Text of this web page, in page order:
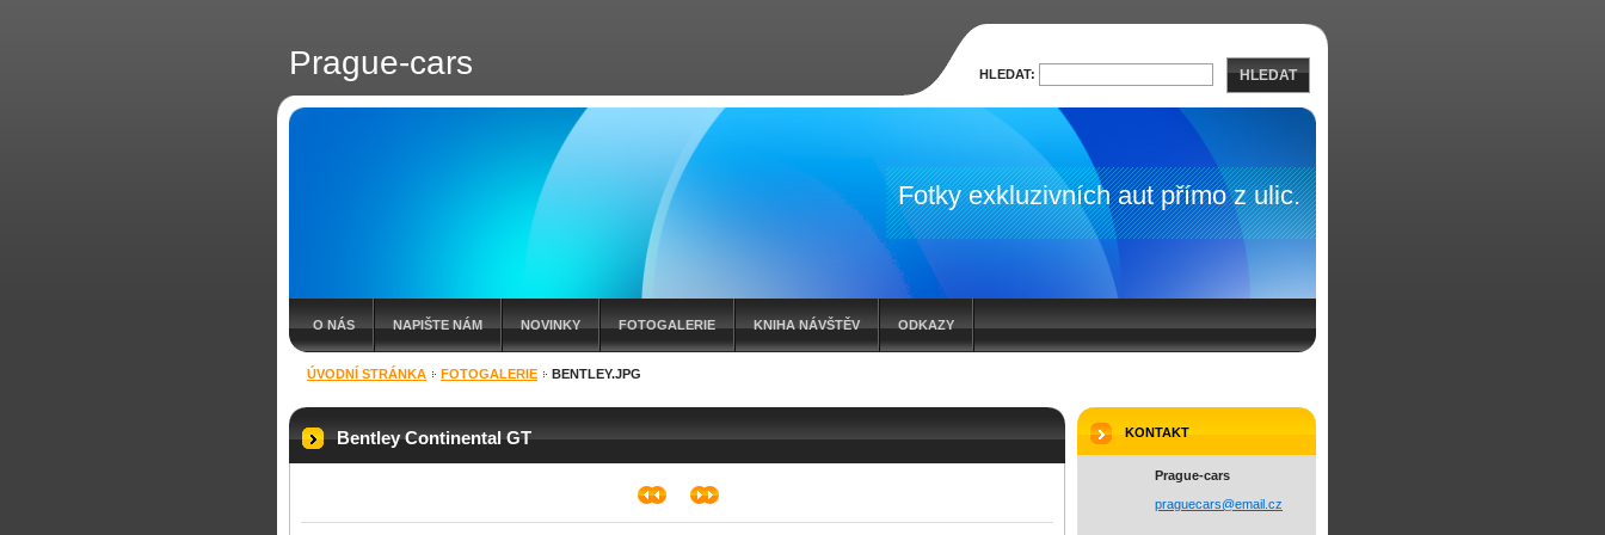
Prague-cars
Fotky exkluzivních aut přímo z ulic.
O NÁS NAPIŠTE NÁM NOVINKY FOTOGALERIE KNIHA NÁVŠTĚV ODKAZY
ÚVODNÍ STRÁNKA FOTOGALERIE BENTLEY.JPG
Bentley Continental GT KONTAKT
Prague-cars
praguecars@email .cz
HLEDAT: HLEDAT